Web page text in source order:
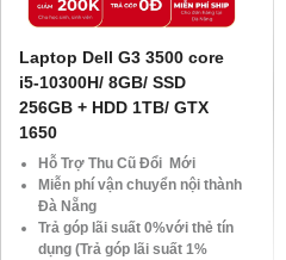
Laptop Dell G3 3500 core
i5-10300H/ 8GB/ SSD
256GB + HDD 1TB/ GTX
1650
Hỗ Trợ Thu Cũ Đổi Mới
Miễn phí vận chuyển nội thành
Đà Nẵng
Trả góp lãi suất 0%với thẻ tín
dụng (Trả góp lãi suất 1%